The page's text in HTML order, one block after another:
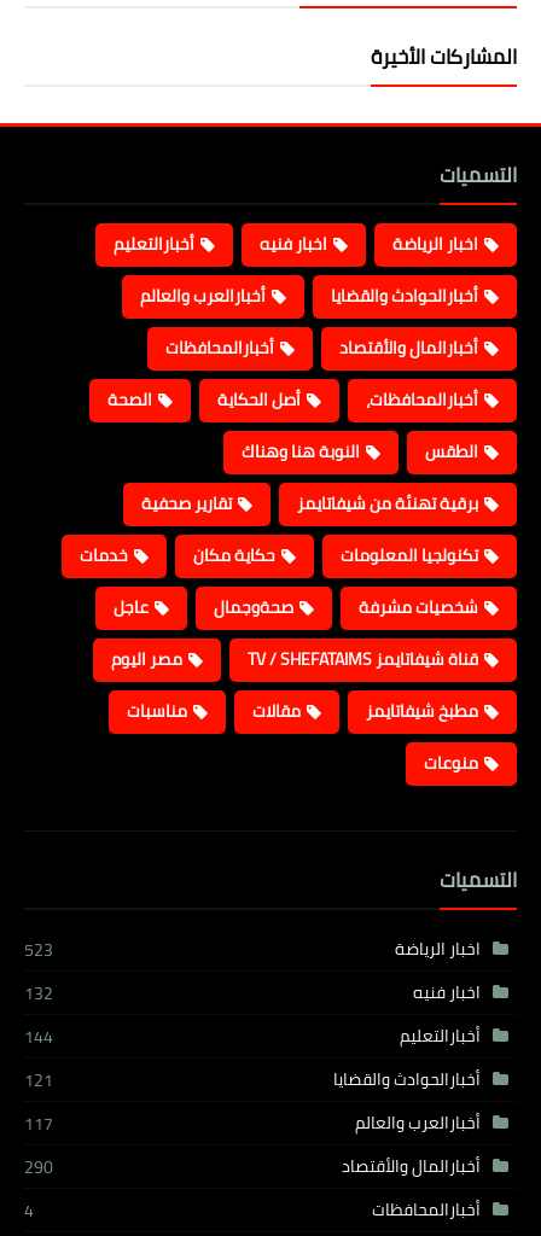
المشاركات الأخيرة
التسميات
اخبار الرياضة اخبار فنيه
أخبارالتعليم
أخبارالحوادث والقضايا
أخبارالعرب والعالم
أخبارالمال والأقتصاد
أخبارالمحافظات
أخبارالمحافظات،
أصل الحكاية
الصحة
الطقس
النوبة هنا وهناك
برقية تهنئة من شيفاتايمز
تقارير صحفية
تكنولجيا المعلومات
حكاية مكان
خدمات
شخصيات مشرفة
صحةوجمال
عاجل
قناة شيفاتايمز TV / SHEFATAIMS
مصر اليوم
مطبخ شيفاتايمز
مقالات
مناسبات
منوعات
التسميات
اخبار الرياضة
523
اخبار فنيه
132
أخبارالتعليم
144
أخبارالحوادث والقضايا
121
أخبارالعرب والعالم
117
أخبارالمال والأقتصاد
290
أخبارالمحافظات
4